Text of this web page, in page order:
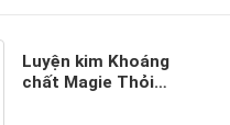
Luyện kim Khoáng
chất Magie Thỏi